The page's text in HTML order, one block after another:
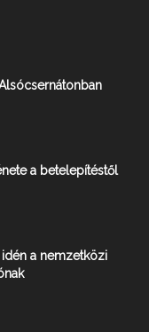
a betelepítéstől
a nemzetközi